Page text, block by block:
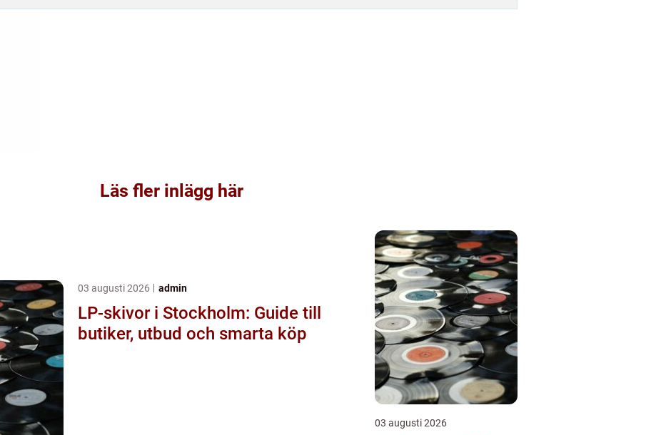
Läs fler inlägg här
03 augusti 2026 admin
LP-skivor i Stockholm: Guide till
butiker, utbud och smarta köp
03 augusti 2026